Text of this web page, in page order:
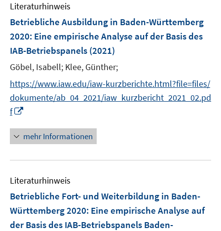
t
e
f
f
n
e
m
F
n
s
t
r
ö
n
n
Literaturhinweis
Betriebliche Ausbildung in Baden-Württemberg
2020: Eine empirische Analyse auf der Basis des
IAB-Betriebspanels (2021)
Göbel, Isabell; Klee, Günther;
https://www.iaw.edu/iaw-kurzberichte.html?file=files/
dokumente/ab_04_2021/iaw_kurzbericht_2021_02.pd
f
n
e
u
m
F
n
s
mehr Informationen
Literaturhinweis
Betriebliche Fort- und Weiterbildung in Baden-
Württemberg 2020: Eine empirische Analyse auf
der Basis des IAB-Betriebspanels Baden-